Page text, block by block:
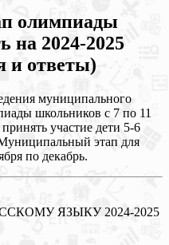
олимпиады
2024-2025
и ответы)
муниципального
школьников с 7 по 11
участие дети 5-6
этап для
по декабрь.
ЯЗЫКУ 2024-2025